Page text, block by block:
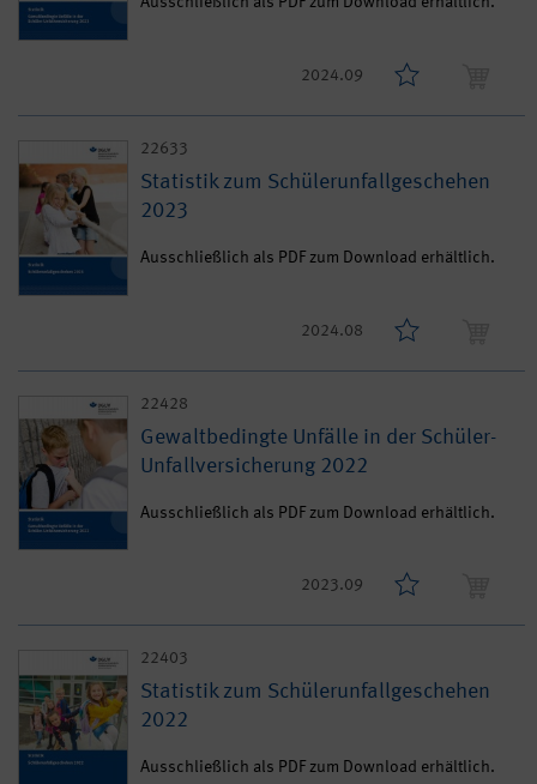
2024.09
22633
Statistik zum Schülerunfallgeschehen
2023
Ausschließlich als PDF zum Download erhältlich.
2024.08
22428
Gewaltbedingte Unfälle in der Schüler-
Unfallversicherung 2022
Ausschließlich als PDF zum Download erhältlich.
2023.09
22403
Statistik zum Schülerunfallgeschehen
2022
Ausschließlich als PDF zum Download erhältlich.